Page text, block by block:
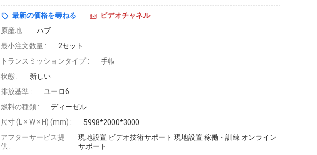
最新の価格を尋ねる
ビデオチャネル
原産地 :
ハブ
最小注文数量 :
2セット
トランスミッションタイプ :
手帳
状態 :
新しい
排放基準 :
ユーロ6
燃料の種類 :
ディーゼル
尺寸 (L × W × H) (mm) :
5998*2000*3000
アフターサービス提
供 :
現地設置 ビデオ技術サポート 現地設置 稼働・訓練 オンライン
サポート